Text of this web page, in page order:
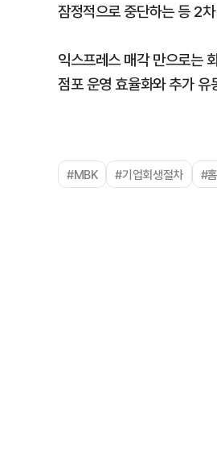
잠정적으로 중단하는 등 2
익스프레스 매각 만으로는
점포 운영 효율화와 추가
#MBK #기업회생절차 #